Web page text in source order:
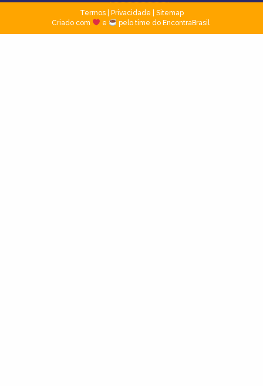
Termos| Privacidade
Sitemap
Criado com
e pelo time do EncontraBrasil